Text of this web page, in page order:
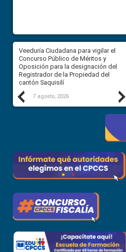
Previous
Veeduría Ciudadana para vigilar el
Concurso Público de Méritos y
Oposición para la designación del
Registrador de la Propiedad del
cantón Saquisilí
7 agosto, 2026